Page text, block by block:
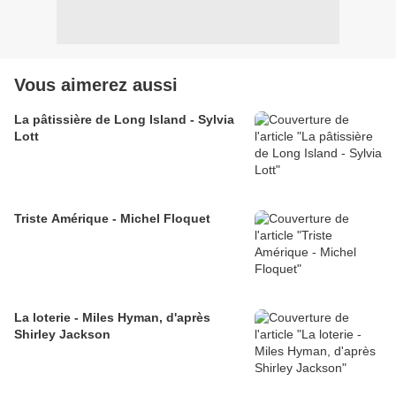
Vous aimerez aussi
La pâtissière de Long Island - Sylvia
Lott
Triste Amérique - Michel Floquet
La loterie - Miles Hyman, d'après
Shirley Jackson